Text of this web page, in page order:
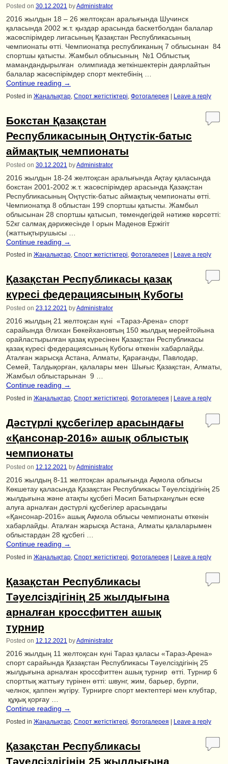
Posted on 30.12.2021 byAdministrator
2016 жылдын 18 – 26 желтоқсан аралығында Шучинск
қаласында 2002 ж.т. қыздар арасында баскетболдан балалар
жасөспірімдер лигасының Қазақстан Республикасының
чемпионаты өтті. Чемпионатқа республиканың 7 облысынан 84
спортшы қатысты. Жамбыл облысының №1 Облыстық
мамандандырылған олимпиада жеткіншектерін даярлайтын
балалар жасөспірімдер спорт мектебінің …
Continue reading →
Posted in Жаңалықтар Спорт жетістіктері Фотогалерея Leave a reply
Бокстан Қазақстан
Республикасының Оңтүстік-батыс
аймақтық чемпионаты
Posted on 30.12.2021 byAdministrator
2016 жылдын 18-24 желтоқсан аралығында Ақтау қаласында
бокстан 2001-2002 ж.т. жасөспірімдер арасында Қазақстан
Республикасының Оңтүстік-батыс аймақтық чемпионаты өтті.
Чемпионатқа 8 облыстан 199 спортшы қатысты. Жамбыл
облысынан 28 спортшы қатысып, төмендегідей нәтиже көрсетті:
52кг салмақ дәрижесінде I орын Маденов Ержігіт
(жаттықтырушысы …
Continue reading →
Posted in Жаңалықтар, Спорт жетістіктері, Фотогалерея Leave a reply
Қазақстан Республикасы қазақ
күресі федерациясының Кубогы
Posted on 23.12.2021 byAdministrator
2016 жылдың 21 желтоқсан күні «Тараз-Арена» спорт
сарайында Әлихан Бөкейхановтың 150 жылдық мерейтойына
орайластырылған қазақ күресінен Қазақстан Республикасы
қазақ күресі федерациясының Кубогы өткенін хабарлайды.
Аталған жарысқа Астана, Алматы, Қарағанды, Павлодар,
Семей, Талдықорған, қалалары мен Шығыс Қазақстан, Алматы,
Жамбыл облыстарынан 9 …
Continue reading →
Posted in Жаңалықтар Спорт жетістіктері Фотогалерея Leave a reply
Дәстүрлі құсбегілер арасындағы
«Қансонар-2016» ашық облыстық
чемпионаты
Posted on 12.12.2021 byAdministrator
2016 жылдың 8-11 желтоқсан аралығында Ақмола облысы
Көкшетау қаласында Қазақстан Республикасы Тәуелсіздігінің 25
жылдығына және атақты құсбегі Мәсип Батырханұлын еске
алуға арналған дәстүрлі құсбегілер арасындағы
«Қансонар-2016» ашық Ақмола облысы чемпионаты өткенін
хабарлайды. Аталған жарысқа Астана, Алматы қалаларымен
облыстардан 28 құсбегі …
Continue reading →
Posted in Жаңалықтар Спорт жетістіктері Фотогалерея Leave a reply
Қазақстан Республикасы
Тәуелсіздігінің 25 жылдығына
арналған кроссфиттен ашық
турнир
Posted on 12.12.2021 byAdministrator
2016 жылдың 11 желтоқсан күні Тараз қаласы «Тараз-Арена»
спорт сарайында Қазақстан Республикасы Тәуелсіздігінің 25
жылдығына арналған кроссфиттен ашық турнир өтті. Турнир 6
спорттық жаттығу түрінен өтті: швунг, жим, барьер, бурпи,
челнок, қаппен жүгіру. Турнирге спорт мектептері мен клубтар,
құқық қорғау …
Continue reading →
Posted in Жаңалықтар Спорт жетістіктері Фотогалерея Leave a reply
Қазақстан Республикасы
Тәуелсіздігінің 25 жылдығына